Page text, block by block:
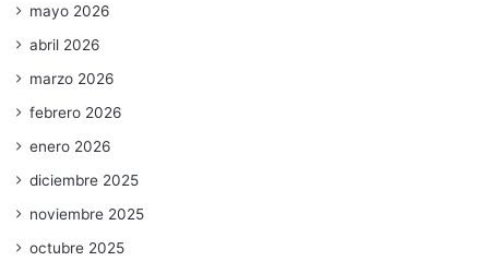
mayo 2026
abril 2026
marzo 2026
febrero 2026
enero 2026
diciembre 2025
noviembre 2025
octubre 2025